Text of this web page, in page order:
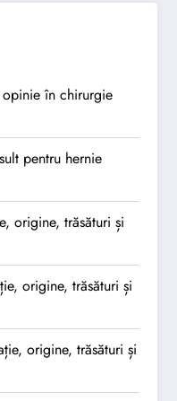
în chirurgie
pentru hernie
origine, trăsături și
origine, trăsături și
origine, trăsături și